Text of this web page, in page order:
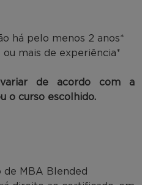
há pelo menos 2 anos*
ou mais de experiência*
de acordo com a
o curso escolhido.
de MBA Blended